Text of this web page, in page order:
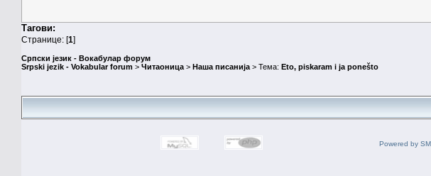
Тагови:
Странице: [1]
Српски језик - Вокабулар форум
Srpski jezik - Vokabular forum > Читаоница > Наша писанија > Тема: Eto, piskaram i ja ponešto
Powered by